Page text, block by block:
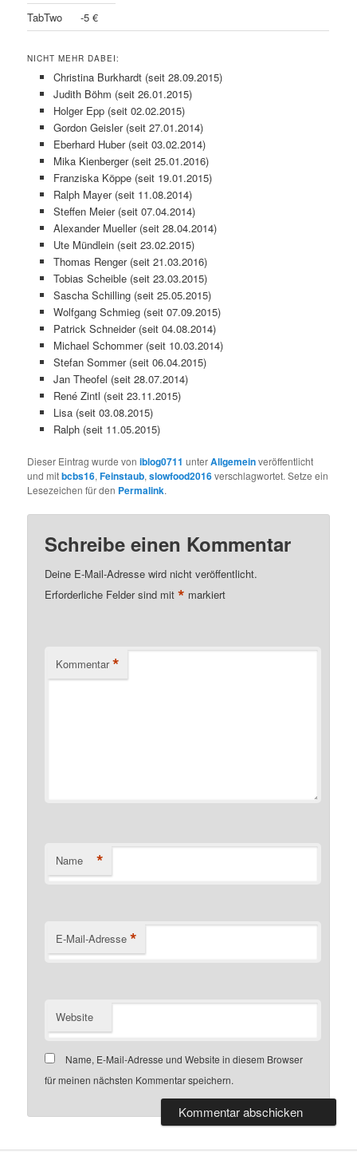
TabTwo
-5 €
NICHT MEHR DABEI:
Christina Burkhardt (seit 28.09.2015)
Judith Böhm (seit 26.01.2015)
Holger Epp (seit 02.02.2015)
Gordon Geisler (seit 27.01.2014)
Eberhard Huber (seit 03.02.2014)
Mika Kienberger (seit 25.01.2016)
Franziska Köppe (seit 19.01.2015)
Ralph Mayer (seit 11.08.2014)
Steffen Meier (seit 07.04.2014)
Alexander Mueller (seit 28.04.2014)
Ute Mündlein (seit 23.02.2015)
Thomas Renger (seit 21.03.2016)
Tobias Scheible (seit 23.03.2015)
Sascha Schilling (seit 25.05.2015)
Wolfgang Schmieg (seit 07.09.2015)
Patrick Schneider (seit 04.08.2014)
Michael Schommer (seit 10.03.2014)
Stefan Sommer (seit 06.04.2015)
Jan Theofel (seit 28.07.2014)
René Zintl (seit 23.11.2015)
Lisa (seit 03.08.2015)
Ralph (seit 11.05.2015)
Dieser Eintrag wurde voniblog0711 unterAllgemeinveröffentlicht
und mitbcbs16,Feinstaub,slowfood2016verschlagwortet. Setze ein
Lesezeichen für den Permalink.
Schreibe einen Kommentar
Deine E-Mail-Adresse wird nicht veröffentlicht.
Erforderliche Felder sind mit* markiert
Kommentar *
Name *
E-Mail-Adresse *
Website
Name, E-Mail-Adresse und Website in diesem Browser
für meinen nächsten Kommentar speichern.